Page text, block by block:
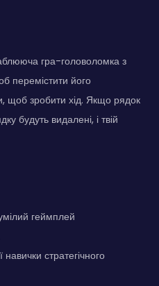
гра-головоломка з
перемістити його
щоб зробити хід. Якщо рядок
будуть видалені, і твій
геймплей
стратегічного